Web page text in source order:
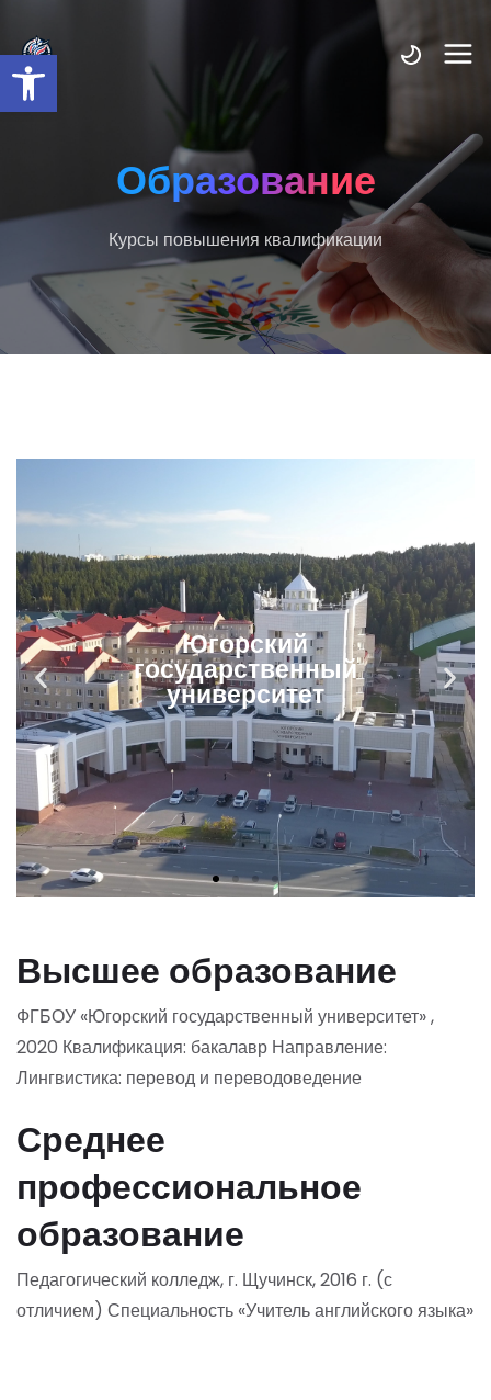
Открыть панель
Образование
Курсы повышения квалификации
Диплом об
образовании
Высшее образование
ФГБОУ «Югорский государственный университет» ,
2020 Квалификация: бакалавр Направление:
Лингвистика: перевод и переводоведение
Среднее
профессиональное
образование
Педагогический колледж, г. Щучинск, 2016 г. (с
отличием) Специальность «Учитель английского языка»